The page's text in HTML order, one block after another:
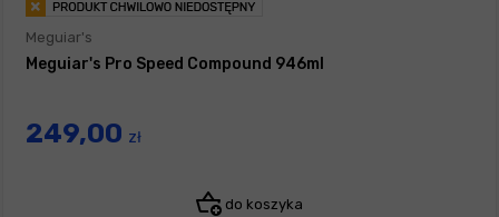
Meguiar's
Meguiar's Pro Speed Compound 946ml
249,00 zł
do koszyka